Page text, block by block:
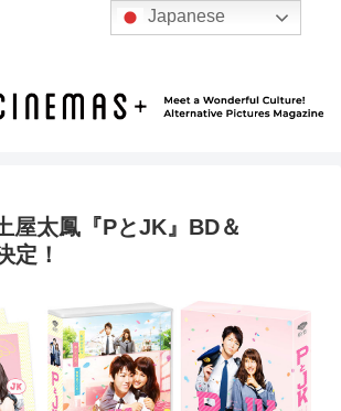
屋太鳳『PとJK』BD＆
定！
Japanese